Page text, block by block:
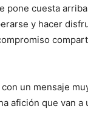
cuesta
y hacer
un mensaje
que van